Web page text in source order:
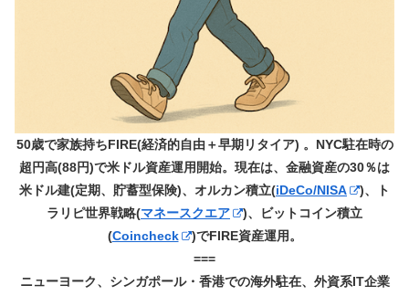
50歳で家族持ちFIRE(経済的自由＋早期リタイア) 。NYC駐在時の
超円高(88円)で米ドル資産運用開始。現在は、金融資産の30％は
米ドル建(定期、貯蓄型保険)、オルカン積立(iDeCo/NISA
)、ト
ラリピ世界戦略(マネースクエア
)、ビットコイン積立
(Coincheck
)でFIRE資産運用。
===
ニューヨーク、シンガポール・香港での海外駐在、外資系IT企業